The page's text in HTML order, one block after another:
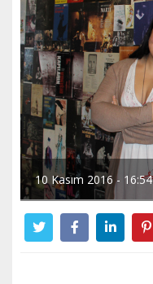
10 Kasım 2016 - 16:54